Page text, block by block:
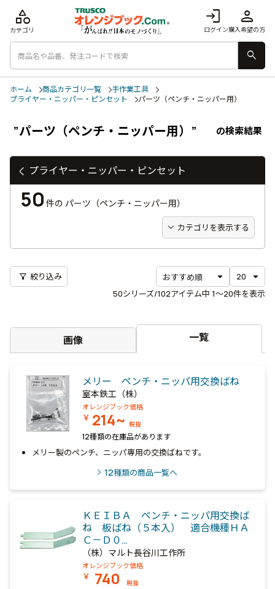
login
ログイン
person
購入希望の方
category
カテゴリ
search
ホーム 商品カテゴリ一覧
手作業工具
プライヤー・ニッパー・ピンセット
パーツ（ペンチ・ニッパー用）
”パーツ（ペンチ・ニッパー用）” の検索結果
50シリーズ/102アイテム中 1〜20件を表示
filter_alt 絞り込み
画像 一覧
メリー ペンチ・ニッパ用交換ばね
室本鉄工（株）
オレンジブック価格
￥ 214~ 税抜
12種類の在庫品があります
メリー製のペンチ、ニッパ専用の交換ばねです。
12種類の商品一覧へ
ＫＥＩＢＡ ペンチ・ニッパ用交換ば
ね 板ばね（５本入） 適合機種ＨＡ
Ｃ－Ｄ０…
（株）マルト長谷川工作所
オレンジブック価格
￥ 740 税抜
プライヤー・ニッパー・ピンセット
50 件の パーツ（ペンチ・ニッパー用）
カテゴリを表示する